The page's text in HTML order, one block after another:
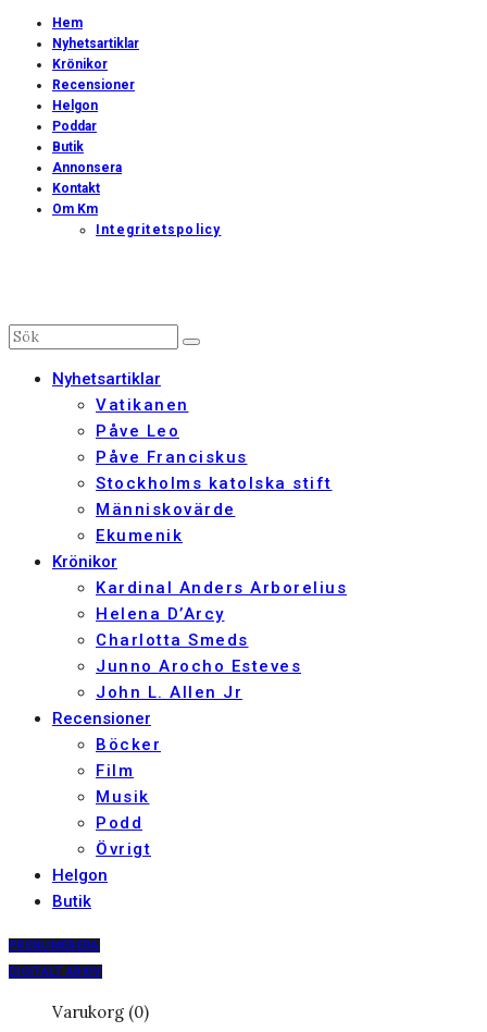
Hem
Nyhetsartiklar
Krönikor
Recensioner
Helgon
Poddar
Butik
Annonsera
Kontakt
Om Km
Integritetspolicy
Nyhetsartiklar
Vatikanen
Påve Leo
Påve Franciskus
Stockholms katolska stift
Människovärde
Ekumenik
Krönikor
Kardinal Anders Arborelius
Helena D’Arcy
Charlotta Smeds
Junno Arocho Esteves
John L. Allen Jr
Recensioner
Böcker
Film
Musik
Podd
Övrigt
Helgon
Butik
PRENUMERERA
DIGITALT ARKIV
Varukorg (0)